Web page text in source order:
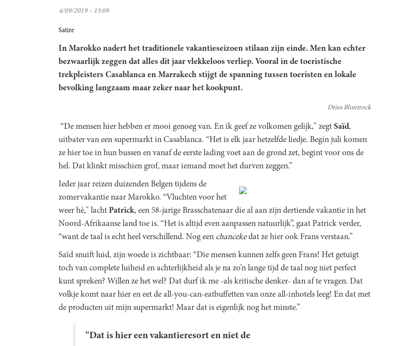
4/09/2019 – 15:09
Satire
In Marokko nadert het traditionele vakantieseizoen stilaan zijn einde. Men kan echter
bezwaarlijk zeggen dat alles dit jaar vlekkeloos verliep. Vooral in de toeristische
trekpleisters Casablanca en Marrakech stijgt de spanning tussen toeristen en lokale
bevolking langzaam maar zeker naar het kookpunt.
Dries Blontrock
“De mensen hier hebben er mooi genoeg van. En ik geef ze volkomen gelijk," zegt Saïd,
uitbater van een supermarkt in Casablanca. “Het is elk jaar hetzelfde liedje. Begin juli komen
ze hier toe in hun bussen en vanaf de eerste lading voet aan de grond zet, begint voor ons de
hel. Dat klinkt misschien grof, maar iemand moet het durven zeggen.”
Ieder jaar reizen duizenden Belgen tijdens de
zomervakantie naar Marokko. “Vluchten voor het
weer hè," lacht Patrick, een 58-jarige Brasschatenaar die al aan zijn dertiende vakantie in het
Noord-Afrikaanse land toe is. “Het is altijd even aanpassen natuurlijk”, gaat Patrick verder,
“want de taal is echt heel verschillend. Nog een chancekedat ze hier ook Frans verstaan.”
Saïd snuift luid, zijn woede is zichtbaar: “Die mensen kunnen zelfs geen Frans! Het getuigt
toch van complete luiheid en achterlijkheid als je na zo’n lange tijd de taal nog niet perfect
kunt spreken? Willen ze het wel? Dat durf ik me -als kritische denker- dan af te vragen. Dat
volkje komt naar hier en eet de all-you-can-eatbuffetten van onze all-inhotels leeg! En dat met
de producten uit mijn supermarkt! Maar dat is eigenlijk nog het minste.”
"Dat is hier een vakantieresort en niet de